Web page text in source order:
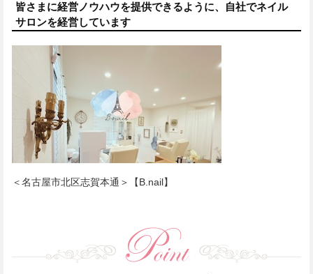
皆さまに経営ノウハウを提供できるように、自社でネイル
サロンを経営しています
＜名古屋市北区志賀本通＞【B.nail】